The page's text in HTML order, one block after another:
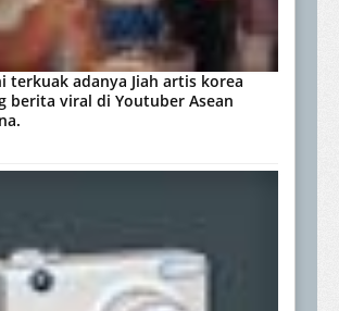
terkuak adanya Jiah artis korea
berita viral di Youtuber Asean